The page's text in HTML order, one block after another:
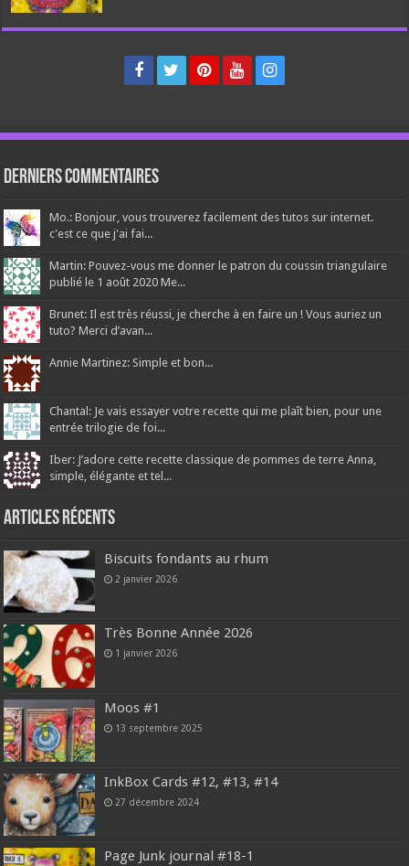
Derniers Commentaires
Mo.: Bonjour, vous trouverez facilement des tutos sur internet.
c'est ce que j'ai fai...
Martin: Pouvez-vous me donner le patron du coussin triangulaire
publié le 1 août 2020 Me...
Brunet: Il est très réussi, je cherche à en faire un ! Vous auriez un
tuto? Merci d’avan...
Annie Martinez: Simple et bon...
Chantal: Je vais essayer votre recette qui me plaît bien, pour une
entrée trilogie de foi...
Iber: J’adore cette recette classique de pommes de terre Anna,
simple, élégante et tel...
Articles récents
Biscuits fondants au rhum
2 janvier 2026
Très Bonne Année 2026
1 janvier 2026
Moos #1
13 septembre 2025
InkBox Cards #12, #13, #14
27 décembre 2024
Page Junk journal #18-1